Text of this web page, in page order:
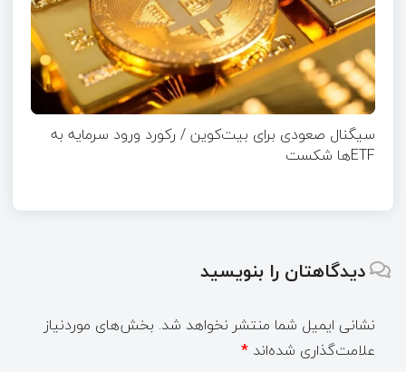
سیگنال صعودی برای بیت‌کوین / رکورد ورود سرمایه به
ETFها شکست
دیدگاهتان را بنویسید
نشانی ایمیل شما منتشر نخواهد شد. بخش‌های موردنیاز
علامت‌گذاری شده‌اند *